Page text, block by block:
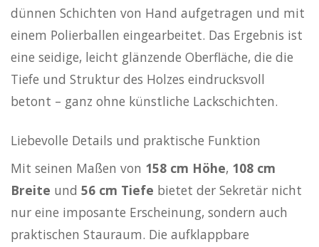
dünnen Schichten von Hand aufgetragen und mit
einem Polierballen eingearbeitet. Das Ergebnis ist
eine seidige, leicht glänzende Oberfläche, die die
Tiefe und Struktur des Holzes eindrucksvoll
betont – ganz ohne künstliche Lackschichten.
Liebevolle Details und praktische Funktion
Mit seinen Maßen von 158 cm Höhe, 108 cm
Breite und 56 cm Tiefe bietet der Sekretär nicht
nur eine imposante Erscheinung, sondern auch
praktischen Stauraum. Die aufklappbare